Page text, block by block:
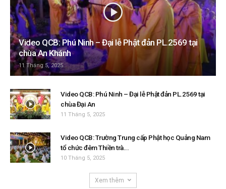
Video QCB: Phú Ninh – Đại lễ Phật đản PL.2569 tại
chùa An Khánh
11 Tháng 5, 2025
Video QCB: Phú Ninh – Đại lễ Phật đản PL.2569 tại
chùa Đại An
11 Tháng 5, 2025
Video QCB: Trường Trung cấp Phật học Quảng Nam
tổ chức đêm Thiền trà...
10 Tháng 5, 2025
Xem thêm